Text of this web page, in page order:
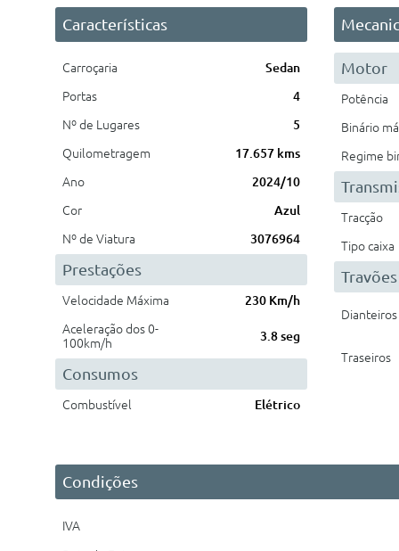
Características
Carroçaria
Sedan
Portas
4
Nº de Lugares
5
Quilometragem
17.657 kms
Ano
2024/10
Cor
Azul
Nº de Viatura
3076964
Prestações
Velocidade Máxima
230 Km/h
Aceleração dos 0-
100km/h
3.8 seg
Consumos
Combustível Elétrico
Motor
Potência
Binário
Regime
Tracção
Tipo caixa
Travões
Dianteiros
Traseiros
Condições
IVA